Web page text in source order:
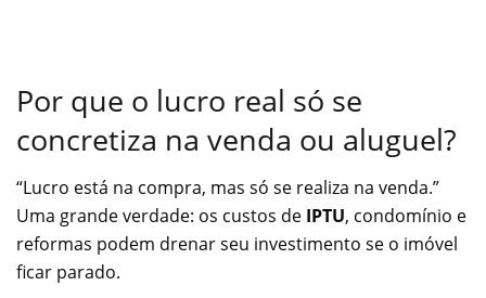
Por que o lucro real só se
concretiza na venda ou aluguel?
“Lucro está na compra, mas só se realiza na venda.”
Uma grande verdade: os custos de IPTU, condomínio e
reformas podem drenar seu investimento se o imóvel
ficar parado.